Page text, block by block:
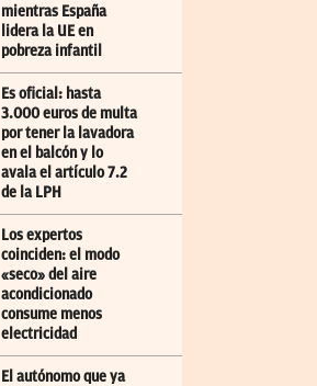
mientras España
lidera la UE en
pobreza infantil
Es oficial: hasta
3.000 euros de multa
por tener la lavadora
en el balcón y lo
avala el artículo 7.2
de la LPH
Los expertos
coinciden: el modo
«seco» del aire
acondicionado
consume menos
electricidad
El autónomo que ya